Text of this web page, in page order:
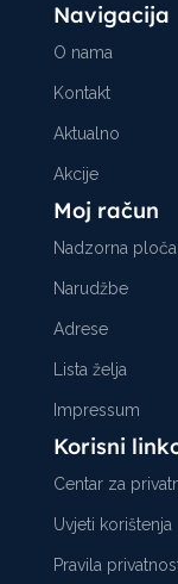
Navigacija
O nama
Kontakt
Aktualno
Akcije
Moj račun
Nadzorna ploča
Narudžbe
Adrese
Lista želja
Impressum
Korisni
Centar za
Uvjeti korištenja
Pravila